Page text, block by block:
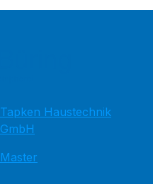
Tapken Haustechnik
GmbH
Master